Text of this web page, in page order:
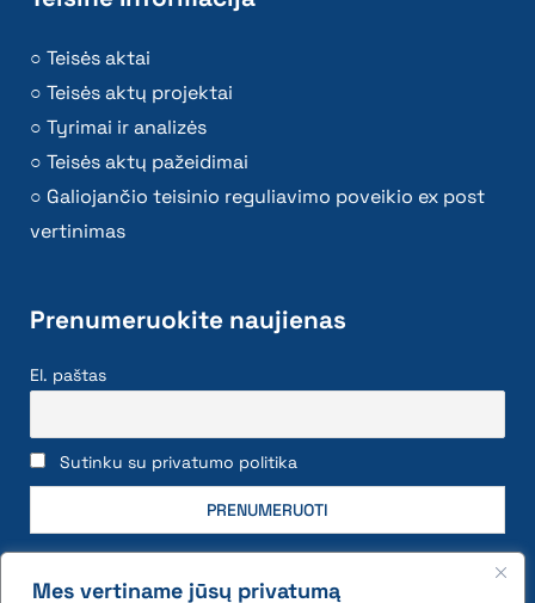
Mes vertiname jūsų privatumą
Teisės aktai
Teisės aktų projektai
Tyrimai ir analizės
Teisės aktų pažeidimai
Galiojančio teisinio reguliavimo poveikio ex post
vertinimas
Prenumeruokite naujienas
El. paštas
Sutinku su privatumo politika